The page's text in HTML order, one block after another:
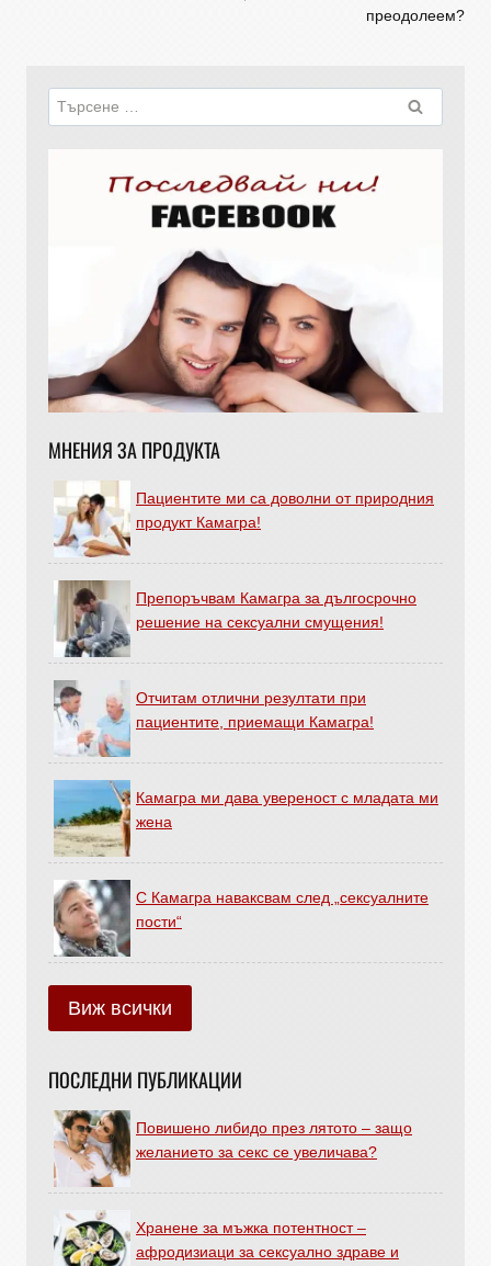
преодолеем?
МНЕНИЯ ЗА ПРОДУКТА
Пациентите ми са доволни от природния
продукт Камагра!
Препоръчвам Камагра за дългосрочно
решение на сексуални смущения!
Отчитам отлични резултати при
пациентите, приемащи Камагра!
Камагра ми дава увереност с младата ми
жена
С Камагра наваксвам след „сексуалните
пости“
Виж всички
ПОСЛЕДНИ ПУБЛИКАЦИИ
Повишено либидо през лятото – защо
желанието за секс се увеличава?
Хранене за мъжка потентност –
афродизиаци за сексуално здраве и